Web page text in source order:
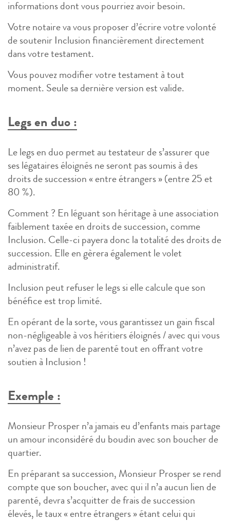
informations dont vous pourriez avoir besoin.
Votre notaire va vous proposer d’écrire votre volonté
de soutenir Inclusion financièrement directement
dans votre testament.
Vous pouvez modifier votre testament à tout
moment. Seule sa dernière version est valide.
Legs en duo :
Le legs en duo permet au testateur de s’assurer que
ses légataires éloignés ne seront pas soumis à des
droits de succession « entre étrangers » (entre 25 et
80 %).
Comment ? En léguant son héritage à une association
faiblement taxée en droits de succession, comme
Inclusion. Celle-ci payera donc la totalité des droits de
succession. Elle en gèrera également le volet
administratif.
Inclusion peut refuser le legs si elle calcule que son
bénéfice est trop limité.
En opérant de la sorte, vous garantissez un gain fiscal
non-négligeable à vos héritiers éloignés / avec qui vous
n’avez pas de lien de parenté tout en offrant votre
soutien à Inclusion !
Exemple :
Monsieur Prosper n’a jamais eu d’enfants mais partage
un amour inconsidéré du boudin avec son boucher de
quartier.
En préparant sa succession, Monsieur Prosper se rend
compte que son boucher, avec qui il n’a aucun lien de
parenté, devra s’acquitter de frais de succession
élevés, le taux « entre étrangers » étant celui qui